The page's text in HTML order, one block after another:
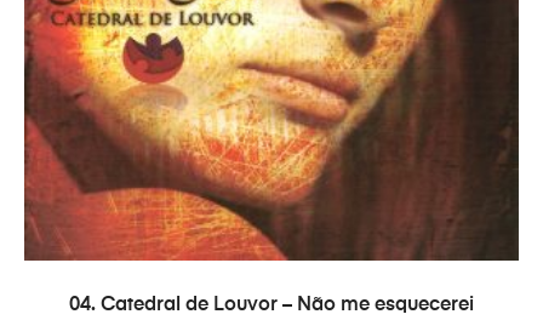
ADICIONAR
04. Catedral de Louvor – Não me esquecerei